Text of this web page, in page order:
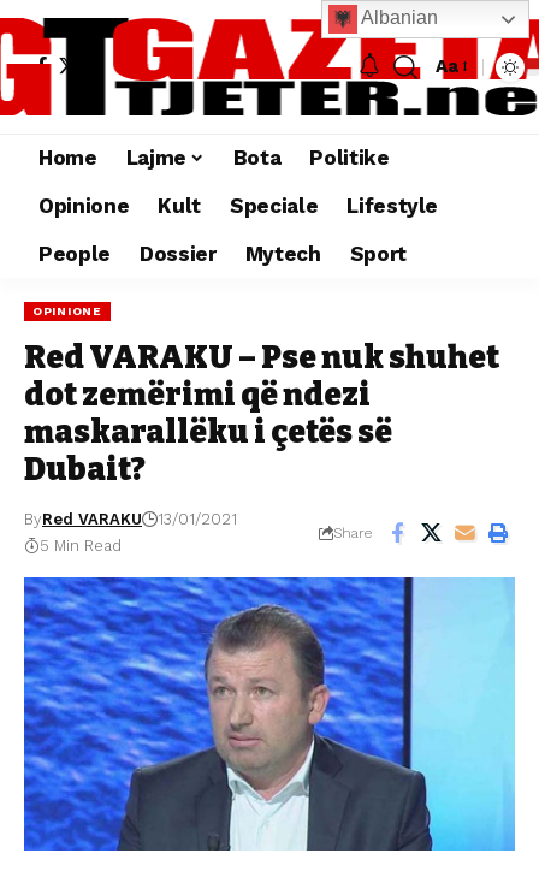
Aa
Home Lajme Bota
Politike
Opinione
Kult Speciale
Lifestyle
People
Dossier Mytech Sport
OPINIONE
Red VARAKU – Pse nuk shuhet
dot zemërimi që ndezi
maskarallëku i çetës së
Dubait?
ByRed VARAKU
13/01/2021
5 Min Read
Share
Albanian